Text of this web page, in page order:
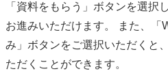
「資料をもらう」ボタンを選択
お進みいただけます。 また、「
み」ボタンをご選択いただくと
ただくことができます。